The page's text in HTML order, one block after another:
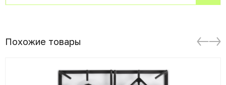
Похожие товары